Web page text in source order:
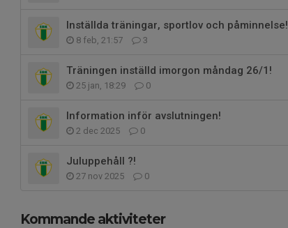
Inställda träningar, sportlov och påminnelse!
8 feb, 21:57 3
Träningen inställd imorgon måndag 26/1!
25 jan, 18:29 0
Information inför avslutningen!
2 dec 2025 0
Juluppehåll ?!
27 nov 2025 0
Kommande aktiviteter